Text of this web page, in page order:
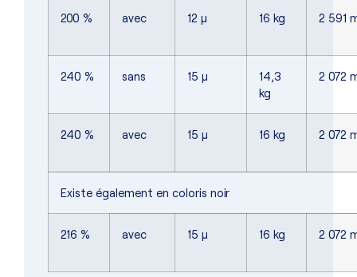
200 % avec 12 µ 16 kg 2 591
240 % sans 15 µ
14,3
kg
2 072
240 % avec 15 µ 16 kg 2 072
Existe également en coloris noir
216 % avec 15 µ 16 kg 2 072